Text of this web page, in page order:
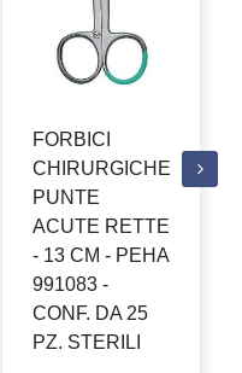
FORBICI
CHIRURGICHE
PUNTE
ACUTE RETTE
- 13 CM - PEHA
991083 -
CONF. DA 25
PZ. STERILI